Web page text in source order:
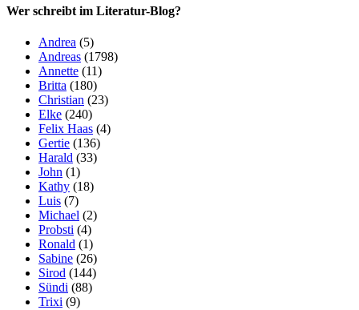
Wer schreibt im Literatur-Blog?
Andrea (5)
Andreas (1798)
Annette (11)
Britta (180)
Christian (23)
Elke (240)
Felix Haas (4)
Gertie (136)
Harald (33)
John (1)
Kathy (18)
Luis (7)
Michael (2)
Probsti (4)
Ronald (1)
Sabine (26)
Sirod (144)
Sündi (88)
Trixi (9)